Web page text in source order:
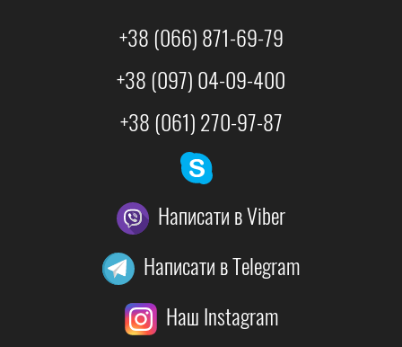
+38 (066) 871-69-79
+38 (097) 04-09-400
+38 (061) 270-97-87
Написати в Viber
Написати в Telegram
Наш Instagram